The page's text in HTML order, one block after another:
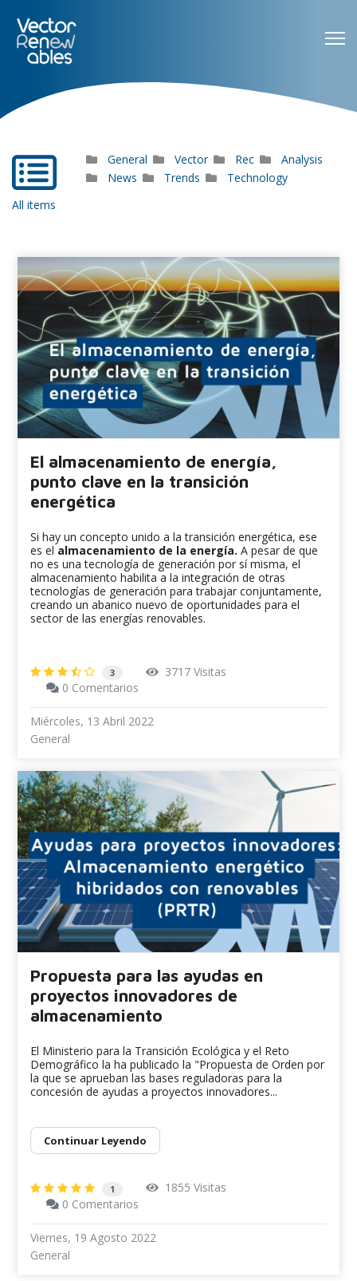
far
All items
General Vector Rec
Analysis
News
Trends Technology
El almacenamiento de energía,
punto clave en la transición
energética
Si hay un concepto unido a la transición energética, ese
es el almacenamiento de la energía. A pesar de que
no es una tecnología de generación por sí misma, el
almacenamiento habilita a la integración de otras
tecnologías de generación para trabajar conjuntamente,
creando un abanico nuevo de oportunidades para el
sector de las energías renovables.
3
3717 Visitas
0 Comentarios
Miércoles, 13 Abril 2022
General
Propuesta para las ayudas en
proyectos innovadores de
almacenamiento
El Ministerio para la Transición Ecológica y el Reto
Demográfico la ha publicado la "Propuesta de Orden por
la que se aprueban las bases reguladoras para la
concesión de ayudas a proyectos innovadores...
Continuar Leyendo
1
1855 Visitas
0 Comentarios
Viernes, 19 Agosto 2022
General